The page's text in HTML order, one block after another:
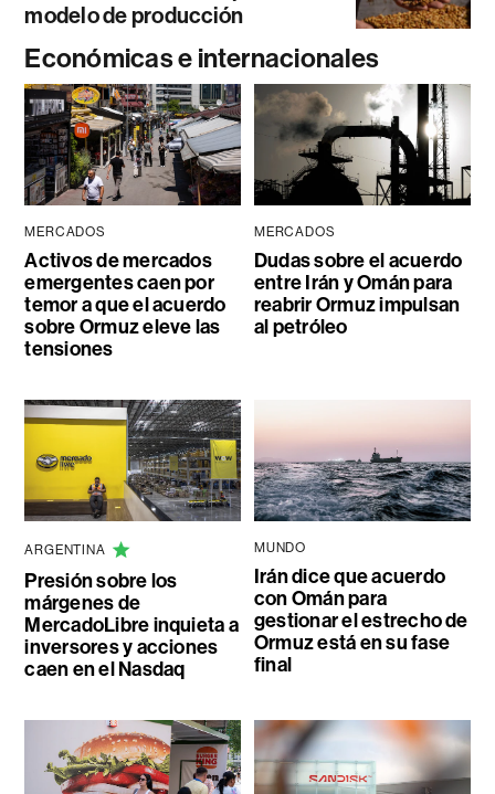
modelo de producción
Económicas e internacionales
MERCADOS
Activos de mercados
emergentes caen por
temor a que el acuerdo
sobre Ormuz eleve las
tensiones
MERCADOS
Dudas sobre el acuerdo
entre Irán y Omán para
reabrir Ormuz impulsan
al petróleo
ARGENTINA
Presión sobre los
márgenes de
MercadoLibre inquieta a
inversores y acciones
caen en el Nasdaq
MUNDO
Irán dice que acuerdo
con Omán para
gestionar el estrecho de
Ormuz está en su fase
final